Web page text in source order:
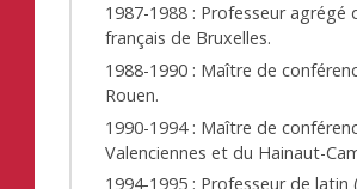
1987-1988 : Professeur
français de Bruxelles.
1988-1990 : Maître de
Rouen.
1990-1994 : Maître de
Valenciennes et du Hainaut-
1994-1995 : Professeur de latin